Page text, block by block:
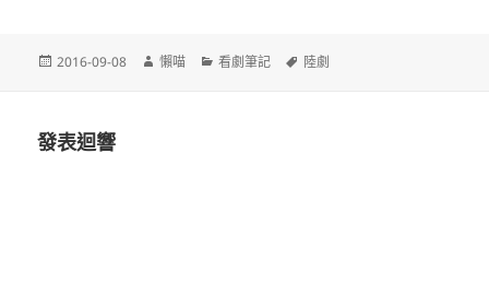
發
2016-09-08
作
懶喵
分
看劇筆記
標
陸劇
發表迴響